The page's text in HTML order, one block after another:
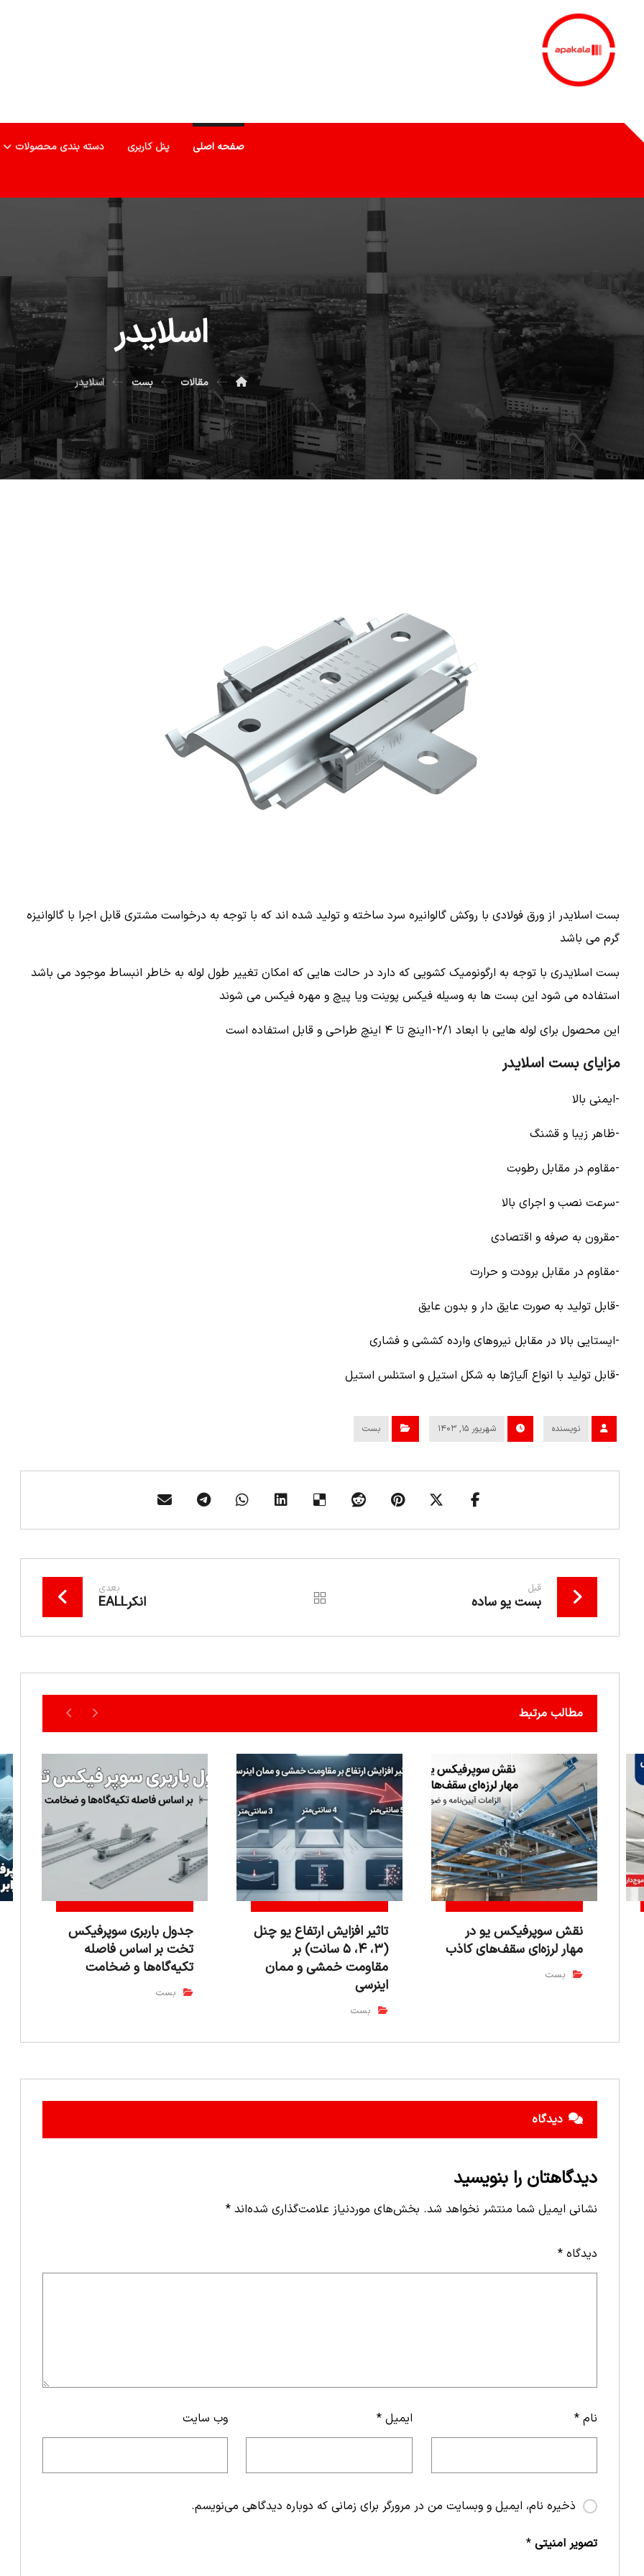
صفحه اصلی پنل کاربری دسته بندی محصولات
اسلایدر
مقالات بست اسلایدر
بست اسلایدر از ورق فولادی با روکش گالوانیره سرد ساخته و تولید شده اند که با توجه به درخواست مشتری قابل اجرا با گالوانیزه
گرم می باشد
بست اسلایدری با توجه به ارگونومیک کشویی که دارد در حالت هایی که امکان تغییر طول لوله به خاطر انبساط موجود می باشد
استفاده می شود این بست ها به وسیله فیکس پوینت ویا پیچ و مهره فیکس می شوند
این محصول برای لوله هایی با ابعاد ۲/۱-۱اینچ تا ۴ اینچ طراحی و قابل استفاده است
مزایای بست اسلایدر
-ایمنی بالا
-ظاهر زیبا و قشنگ
-مقاوم در مقابل رطوبت
-سرعت نصب و اجرای بالا
-مقرون به صرفه و اقتصادی
-مقاوم در مقابل برودت و حرارت
-قابل تولید به صورت عایق دار و بدون عایق
-ایستایی بالا در مقابل نیروهای وارده کششی و فشاری
-قابل تولید با انواع آلیاژها به شکل استیل و استنلس استیل
نویسنده شهریور ۱۵, ۱۴۰۳ بست
قبل
بست یو ساده
بعدی
انکرEALL
مطالب مرتبط
نقش سوپرفیکس یو در
مهار لرزه‌ای سقف‌های کاذب
بست
تاثیر افزایش ارتفاع یو چنل
(۳، ۴، ۵ سانت) بر
مقاومت خمشی و ممان
اینرسی
بست
جدول باربری سوپرفیکس
تخت بر اساس فاصله
تکیه‌گاه‌ها و ضخامت
بست
دیدگاه
دیدگاهتان را بنویسید
نشانی ایمیل شما منتشر نخواهد شد. بخش‌های موردنیاز علامت‌گذاری شده‌اند *
دیدگاه *
نام * ایمیل * وب‌ سایت
ذخیره نام، ایمیل و وبسایت من در مرورگر برای زمانی که دوباره دیدگاهی می‌نویسم.
تصویر امنیتی *